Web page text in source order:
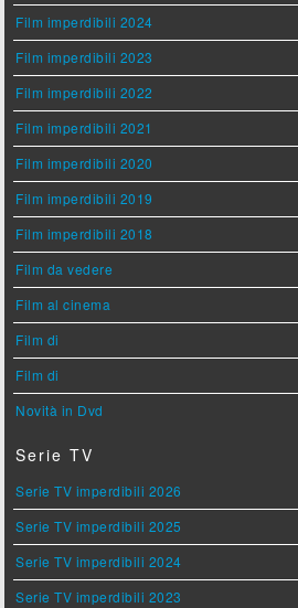
Film imperdibili 2024
Film imperdibili 2023
Film imperdibili 2022
Film imperdibili 2021
Film imperdibili 2020
Film imperdibili 2019
Film imperdibili 2018
Film da vedere
Film al cinema
Film di
Film di
Novità in Dvd
Serie TV
Serie TV imperdibili 2026
Serie TV imperdibili 2025
Serie TV imperdibili 2024
Serie TV imperdibili 2023